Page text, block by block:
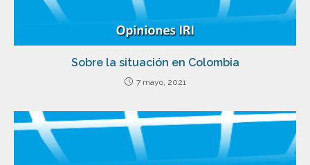
Sobre la situación en Colombia
7 mayo, 2021